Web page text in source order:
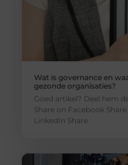
Wat is governance en
gezonde organisaties?
Goed artikel? Deel hem
Share on Facebook
LinkedIn Share